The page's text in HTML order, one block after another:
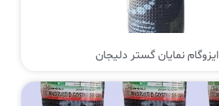
ایزوگام نمایان گستر دلیجان